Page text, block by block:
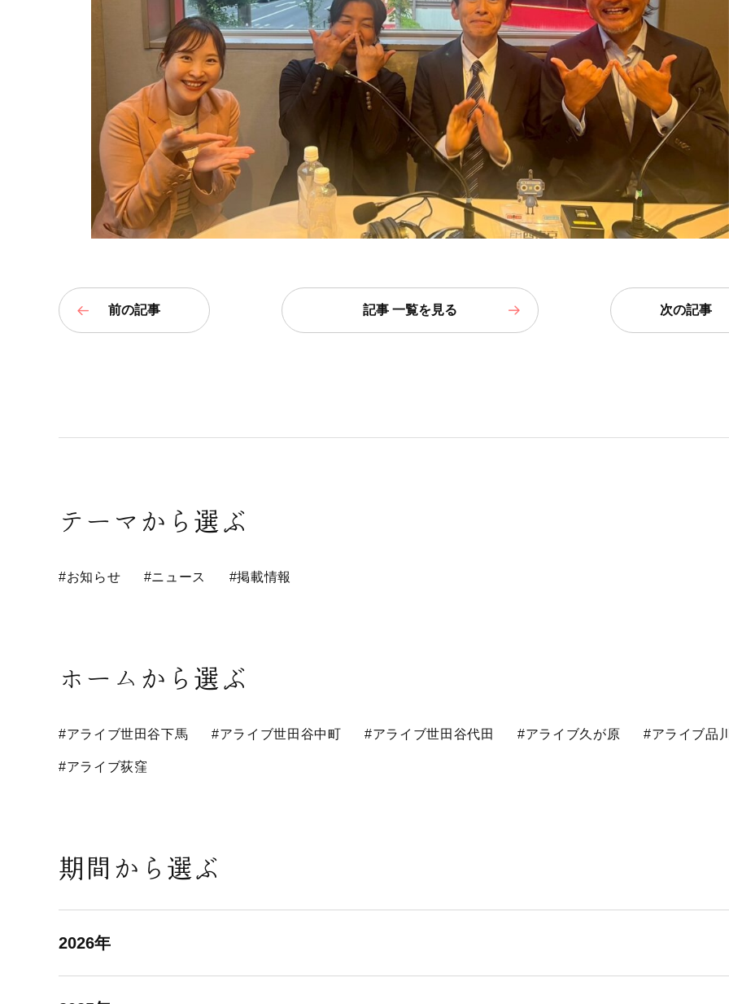
前の記事 次の記事
記事 一覧を見る
テーマから選ぶ
#お知らせ #ニュース #掲載情報
ホームから選ぶ
#アライブ世田谷下馬 #アライブ世田谷中町 #アライブ世田谷代田 #アライブ久が原 #アライブ品
#アライブ荻窪
期間から選ぶ
2026年